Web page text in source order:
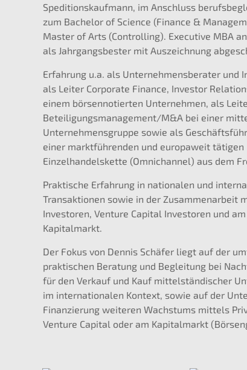
Speditionskaufmann, im Anschluss
zum Bachelor of Science (Finance &
Master of Arts (Controlling). Executive MBA
als Jahrgangsbester mit Auszeichnung
Erfahrung u.a. als Unternehmensberater und
als Leiter Corporate Finance, Investor
einem börsennotierten Unternehmen, als
Beteiligungsmanagement/M&A bei einer
Unternehmensgruppe sowie als
einer marktführenden und europaweit tätigen
Einzelhandelskette (Omnichannel) aus dem
Praktische Erfahrung in nationalen und
Transaktionen sowie in der Zusammenarbeit
Investoren, Venture Capital Investoren und
Kapitalmarkt.
Der Fokus von Dennis Schäfer liegt auf der
praktischen Beratung und Begleitung bei
für den Verkauf und Kauf mittelständischer
im internationalen Kontext, sowie auf der
Finanzierung weiteren Wachstums mittels
Venture Capital oder am Kapitalmarkt